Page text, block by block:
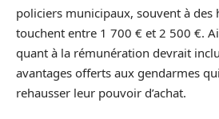
policiers municipaux, souvent à des
touchent entre 1 700 € et 2 500 €.
quant à la rémunération devrait
avantages offerts aux gendarmes
rehausser leur pouvoir d’achat.